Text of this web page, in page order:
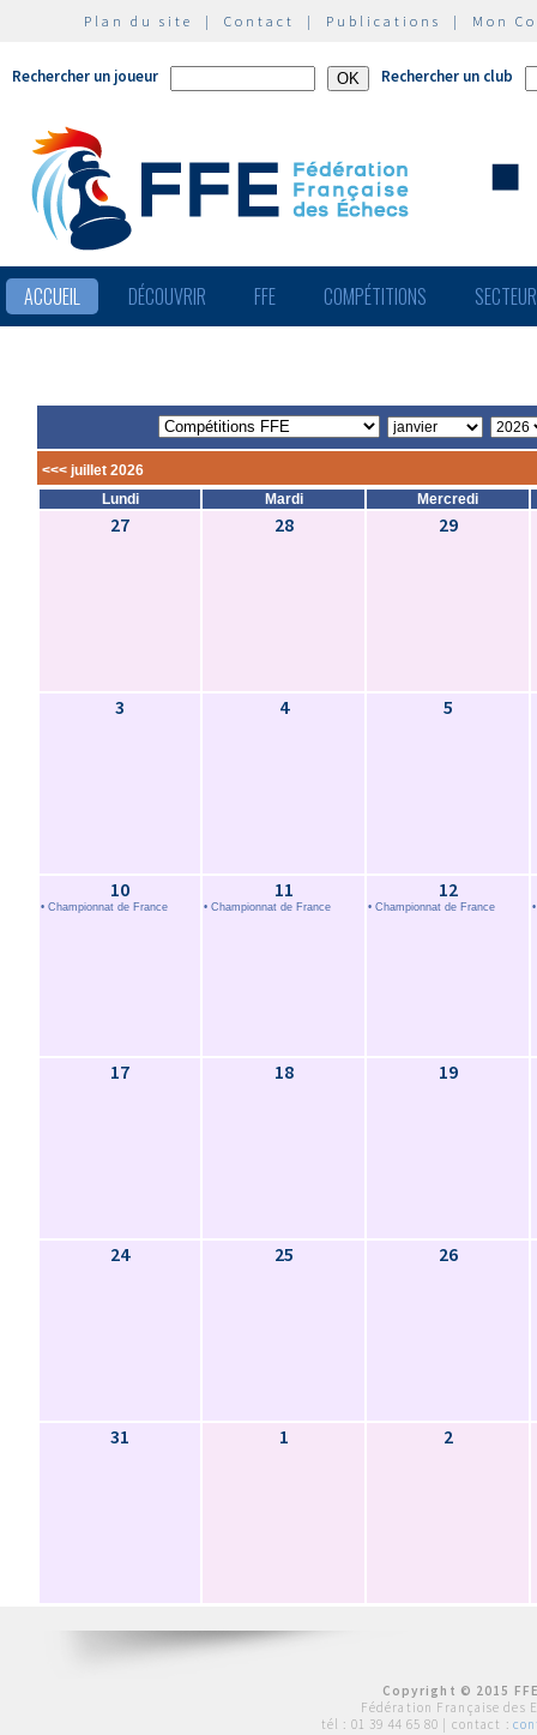
Plan du site | Contact | Publications | Mon
Rechercher un joueur Rechercher un club
ACCUEIL DÉCOUVRIR FFE COMPÉTITIONS
<<< juillet 2026
Lundi
Mardi Mercredi
27 28 29
3 4 5
10
• Championnat de France
11
• Championnat de France
12
• Championnat de France
17 18 19
24 25 26
31 1 2
Copyright © 2015
Fédération Française des
tél : 01 39 44 65 80 | contact :